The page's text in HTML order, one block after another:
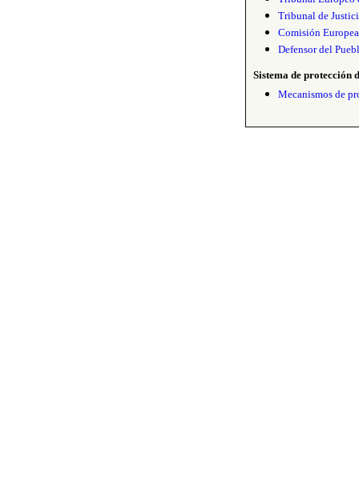
Tribunal de
Comisión Europea
Defensor del
Sistema de protección
Mecanismos de